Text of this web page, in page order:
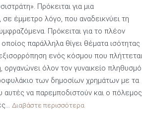
Πρόκειται για μια
σε έμμετρο λόγο, που αναδεικνύει τη
Πρόκειται για το πλέον
παράλληλα θίγει θέματα ισότητας
ενός κόσμου που πλήττεται
οργανώνει όλον τον γυναικείο πληθυσμό
των δημοσίων χρημάτων με τα
αυτές να παρεμποδιστούν και ο πόλεμος
Διαβάστε περισσότερα